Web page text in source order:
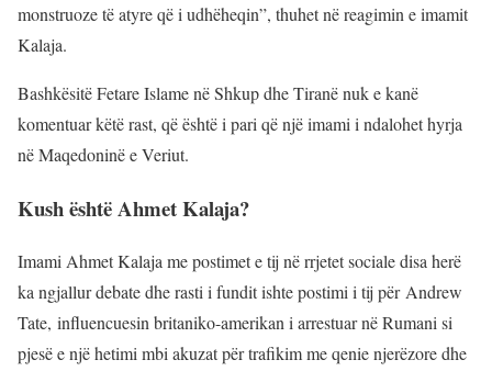
monstruoze të atyre që i udhëheqin”, thuhet në reagimin e imamit
Kalaja.
Bashkësitë Fetare Islame në Shkup dhe Tiranë nuk e kanë
komentuar këtë rast, që është i pari që një imami i ndalohet hyrja
në Maqedoninë e Veriut.
Kush është Ahmet Kalaja?
Imami Ahmet Kalaja me postimet e tij në rrjetet sociale disa herë
ka ngjallur debate dhe rasti i fundit ishte postimi i tij për Andrew
Tate, influencuesin britaniko-amerikan i arrestuar në Rumani si
pjesë e një hetimi mbi akuzat për trafikim me qenie njerëzore dhe